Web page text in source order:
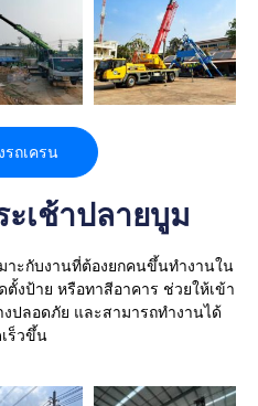
รถเครน
เช้าปลายบูม
าะกับงานที่ต้องยกคนขึ้นทำงานใน
งป้าย หรือทาสีอาคาร ช่วยให้เข้า
งปลอดภัย และสามารถทำงานได้
ร็วขึ้น